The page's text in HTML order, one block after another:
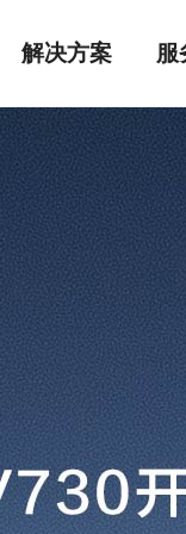
解决方案 服